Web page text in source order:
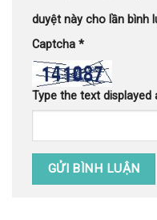
duyệt này cho lần bình
Captcha *
Type the text displayed